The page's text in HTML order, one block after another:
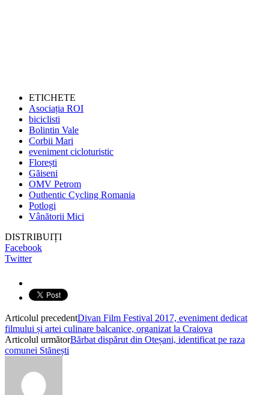
ETICHETE
Asociația ROI
biciclisti
Bolintin Vale
Corbii Mari
eveniment cicloturistic
Florești
Găiseni
OMV Petrom
Outhentic Cycling Romania
Potlogi
Vânătorii Mici
DISTRIBUIȚI
Facebook
Twitter
Articolul precedentDivan Film Festival 2017, eveniment dedicat
filmului și artei culinare balcanice, organizat la Craiova
Articolul următorBărbat dispărut din Oteșani, identificat pe raza
comunei Stănești